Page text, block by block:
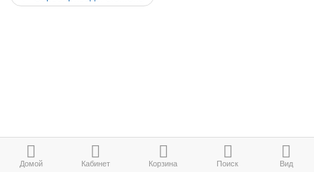
Домой Кабинет Корзина Поиск Вид